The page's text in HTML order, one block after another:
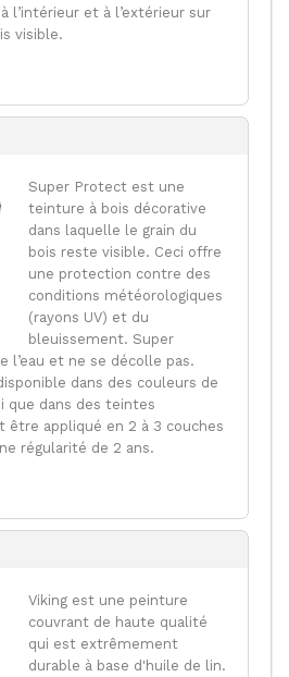
l’intérieur et à l’extérieur sur
visible.
Super Protect est une
teinture à bois décorative
dans laquelle le grain du
bois reste visible. Ceci offre
une protection contre des
conditions météorologiques
(rayons UV) et du
bleuissement. Super
l’eau et ne se décolle pas.
dans des couleurs de
que dans des teintes
être appliqué en 2 à 3 couches
régularité de 2 ans.
Viking est une peinture
couvrant de haute qualité
qui est extrêmement
durable à base d'huile de lin.